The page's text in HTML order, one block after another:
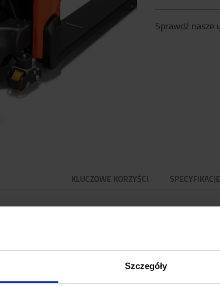
Szczegóły
Sprawdź nasze
KLUCZOWE KORZYŚCI SPECYFIKACJE